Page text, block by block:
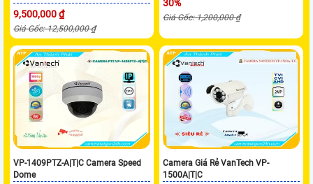
9,500,000 ₫
Giá Gốc: 12,500,000 ₫
30%
Giá Gốc: 1,200,000 ₫
VP-1409PTZ-A|T|C Camera Speed
Dome
Camera Giá Rẻ VanTech VP-
1500A|T|C